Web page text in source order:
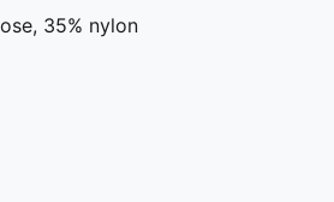
35% nylon